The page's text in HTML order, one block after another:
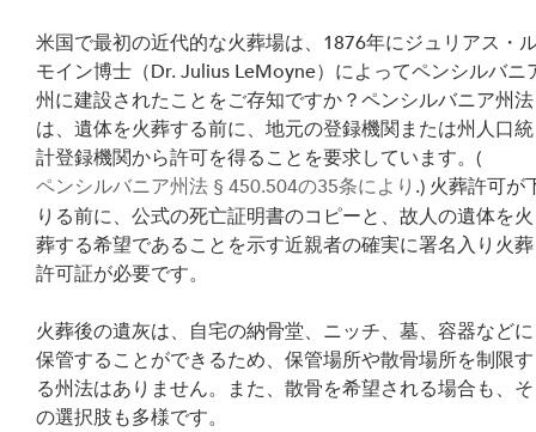
米国で最初の近代的な火葬場は、1876年にジュリアス・
モイン博士（Dr. Julius LeMoyne）によってペンシルバニ
州に建設されたことをご存知ですか？ペンシルバニア州法
は、遺体を火葬する前に、地元の登録機関または州人口統
計登録機関から許可を得ることを要求しています。(
ペンシルバニア州法 § 450.504の35条により .) 火葬許可が
りる前に、公式の死亡証明書のコピーと、故人の遺体を火
葬する希望であることを示す近親者の確実に署名入り火葬
許可証が必要です。
火葬後の遺灰は、自宅の納骨堂、ニッチ、墓、容器などに
保管することができるため、保管場所や散骨場所を制限す
る州法はありません。また、散骨を希望される場合も、そ
の選択肢も多様です。